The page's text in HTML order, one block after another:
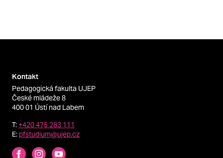
Kontakt
Pedagogická fakulta UJEP
České mládeže 8
400 01 Ústí nad Labem
T:+420 475 283 111
E:pfstudium@ujep.cz